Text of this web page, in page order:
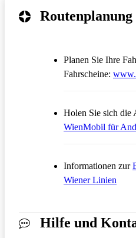
Planen Sie Ihre
Fahrscheine:
Holen Sie sich die
WienMobil für
Informationen zur
Wiener Linien
Hilfe und